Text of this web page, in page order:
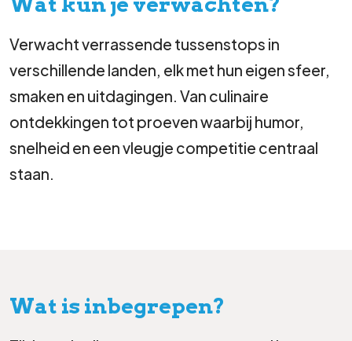
Verwacht verrassende tussenstops in
verschillende landen, elk met hun eigen sfeer,
smaken en uitdagingen. Van culinaire
ontdekkingen tot proeven waarbij humor,
snelheid en een vleugje competitie centraal
staan.
Wat is inbegrepen?